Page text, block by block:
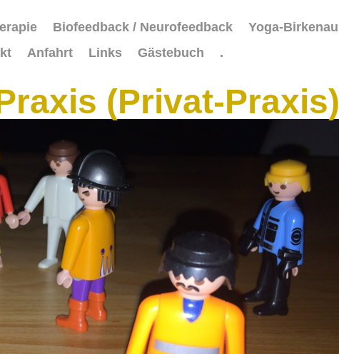
Biofeedback / Neurofeedback
Yoga-Birkenau
Anfahrt Links Gästebuch .
(Privat-Praxis)